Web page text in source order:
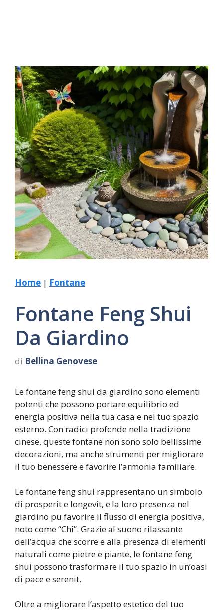
Home | Fontane
Fontane Feng Shui
Da Giardino
di Bellina Genovese
Le fontane feng shui da giardino sono elementi
potenti che possono portare equilibrio ed
energia positiva nella tua casa e nel tuo spazio
esterno. Con radici profonde nella tradizione
cinese, queste fontane non sono solo bellissime
decorazioni, ma anche strumenti per migliorare
il tuo benessere e favorire l’armonia familiare.
Le fontane feng shui rappresentano un simbolo
di prosperit e longevit, e la loro presenza nel
giardino pu favorire il flusso di energia positiva,
noto come “Chi”. Grazie al suono rilassante
dell’acqua che scorre e alla presenza di elementi
naturali come pietre e piante, le fontane feng
shui possono trasformare il tuo spazio in un’oasi
di pace e serenit.
Oltre a migliorare l’aspetto estetico del tuo